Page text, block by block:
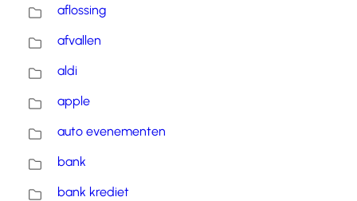
aflossing
afvallen
aldi
apple
auto evenementen
bank
bank krediet